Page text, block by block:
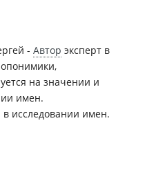
- Автор эксперт в
на значении и
имен.
исследовании имен.